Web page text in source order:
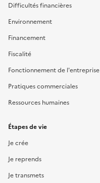
Difficultés financières
Environnement
Financement
Fiscalité
Fonctionnement de l'entreprise
Pratiques commerciales
Ressources humaines
Étapes de vie
Je crée
Je reprends
Je transmets